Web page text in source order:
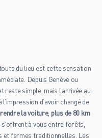
du lieu est cette sensation
Depuis Genève ou
reste simple, mais l’arrivée au
d’avoir changé de
la voiture, plus de 80 km
s’offrent à vous entre forêts,
et fermes traditionnelles. Les